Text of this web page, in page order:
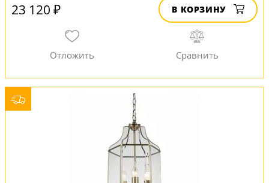
23 120 ₽ В КОРЗИНУ